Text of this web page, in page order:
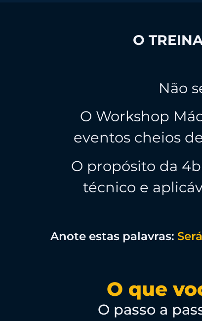
O
Não
O Workshop
eventos cheios
O propósito da
técnico e
Anote estas palavras:
O que
O passo a